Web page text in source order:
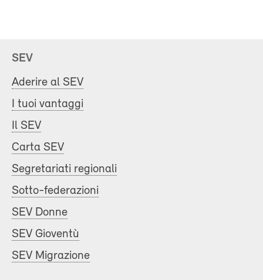
SEV
Aderire al SEV
I tuoi vantaggi
Il SEV
Carta SEV
Segretariati regionali
Sotto-federazioni
SEV Donne
SEV Gioventù
SEV Migrazione